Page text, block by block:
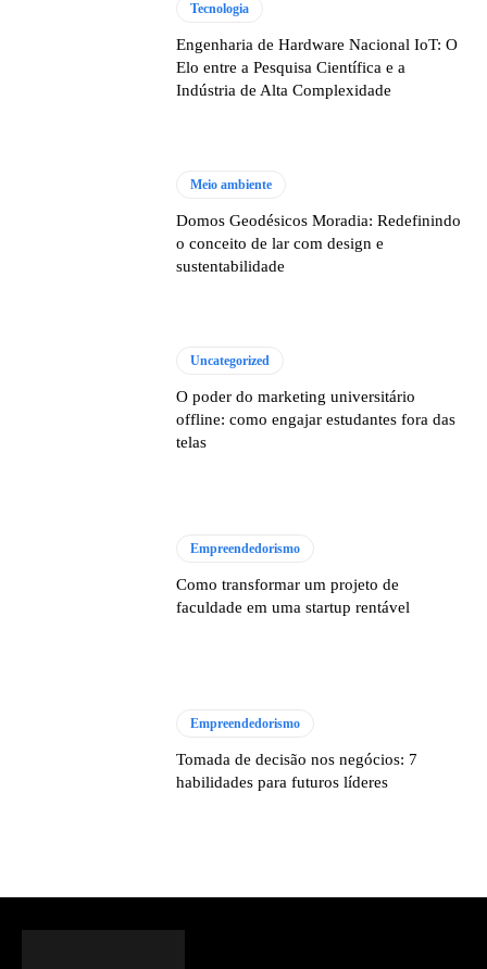
Tecnologia
Engenharia de Hardware Nacional IoT: O
Elo entre a Pesquisa Científica e a
Indústria de Alta Complexidade
Meio ambiente
Domos Geodésicos Moradia: Redefinindo
o conceito de lar com design e
sustentabilidade
Uncategorized
O poder do marketing universitário
offline: como engajar estudantes fora das
telas
Empreendedorismo
Como transformar um projeto de
faculdade em uma startup rentável
Empreendedorismo
Tomada de decisão nos negócios: 7
habilidades para futuros líderes